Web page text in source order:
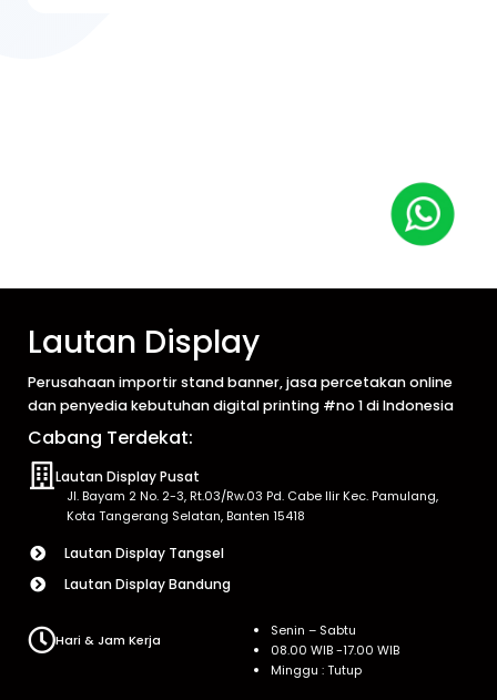
Lautan Display
Perusahaan importir stand banner, jasa percetakan online
dan penyedia kebutuhan digital printing #no 1 di Indonesia
Cabang Terdekat:
Lautan Display Pusat
Jl. Bayam 2 No. 2-3, Rt.03/Rw.03 Pd. Cabe Ilir Kec. Pamulang,
Kota Tangerang Selatan, Banten 15418
Lautan Display Tangsel
Lautan Display Bandung
Hari & Jam Kerja
Senin – Sabtu
08.00 WIB -17.00 WIB
Minggu : Tutup